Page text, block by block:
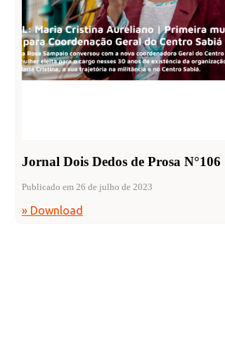
Jornal Dois Dedos de Prosa N°106
Publicado em 26 de julho de 2023
» Download